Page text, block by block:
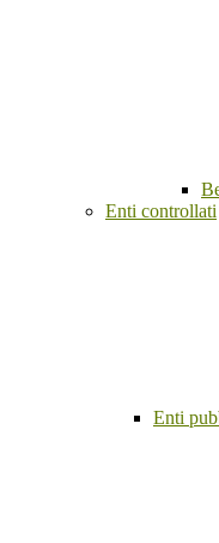
Enti controllati
Enti